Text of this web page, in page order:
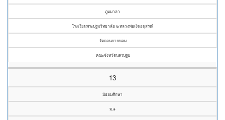
ภูมมาลา
โรงเรียนพระปฐมวิทยาลัย ๒ หลวงพ่อเงินอนุสรณ์
วัดดอนยายหอม
คณะจังหวัดนครปฐม
13
มัธยมศึกษา
ม.๑